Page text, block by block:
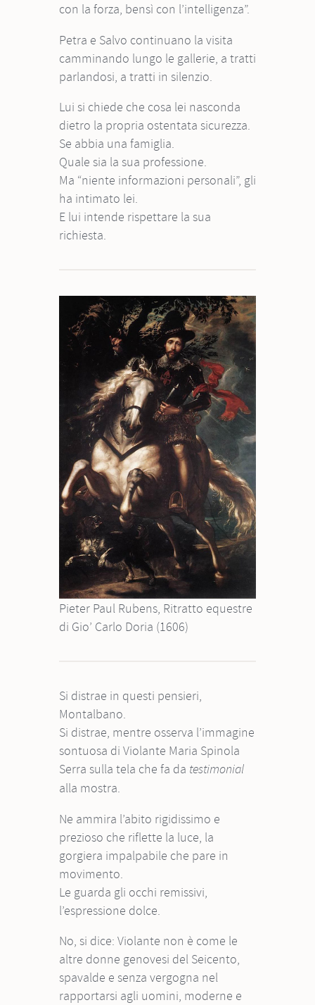
con la forza, bensì con l’intelligenza”.
Petra e Salvo continuano la visita
camminando lungo le gallerie, a tratti
parlandosi, a tratti in silenzio.
Lui si chiede che cosa lei nasconda
dietro la propria ostentata sicurezza.
Se abbia una famiglia.
Quale sia la sua professione.
Ma “niente informazioni personali”, gli
ha intimato lei.
E lui intende rispettare la sua
richiesta.
Pieter Paul Rubens, Ritratto equestre
di Gio’ Carlo Doria (1606)
Si distrae in questi pensieri,
Montalbano.
Si distrae, mentre osserva l’immagine
sontuosa di Violante Maria Spinola
Serra sulla tela che fa da testimonial
alla mostra.
Ne ammira l’abito rigidissimo e
prezioso che riflette la luce, la
gorgiera impalpabile che pare in
movimento.
Le guarda gli occhi remissivi,
l’espressione dolce.
No, si dice: Violante non è come le
altre donne genovesi del Seicento,
spavalde e senza vergogna nel
rapportarsi agli uomini, moderne e